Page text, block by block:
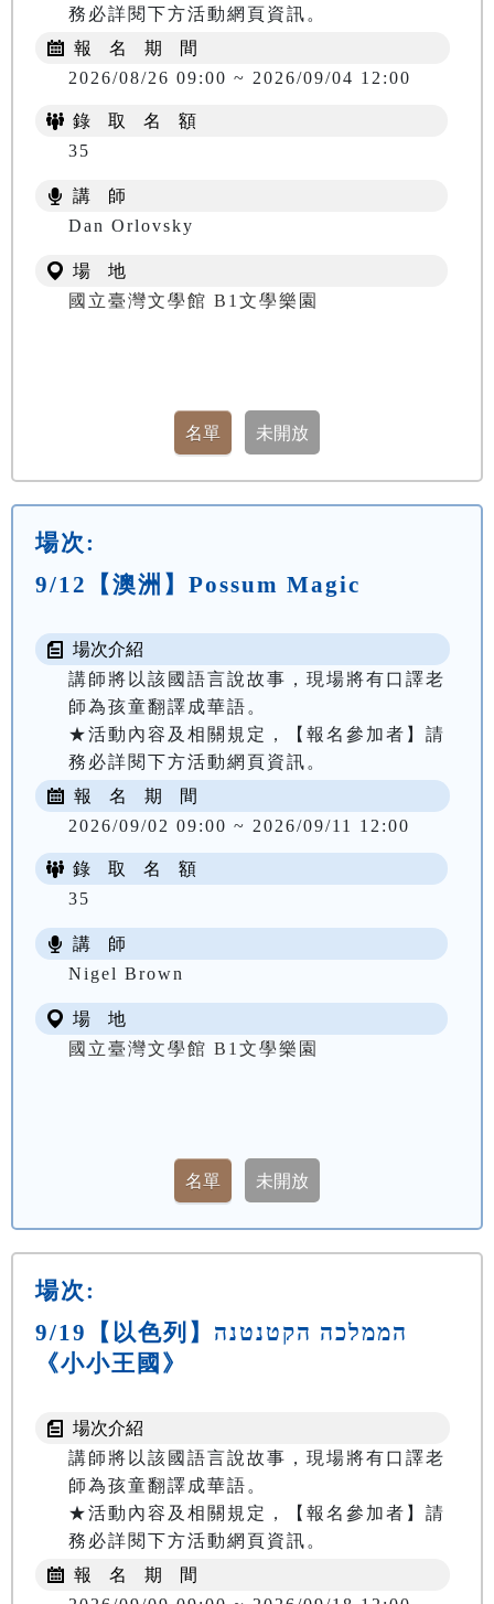
務必詳閱下方活動網頁資訊。
報 名 期 間
2026/08/26 09:00 ~ 2026/09/04 12:00
錄 取 名 額
35
講 師
​​​​​​​Dan Orlovsky
場 地
國立臺灣文學館 B1文學樂園
場次:
9/12【澳洲】Possum Magic
場次介紹
講師將以該國語言說故事，現場將有口譯老
師為孩童翻譯成華語。
★活動內容及相關規定，【報名參加者】請
務必詳閱下方活動網頁資訊。
報 名 期 間
2026/09/02 09:00 ~ 2026/09/11 12:00
錄 取 名 額
35
講 師
Nigel Brown
場 地
國立臺灣文學館 B1文學樂園
場次:
9/19【以色列】הממלכה הקטנטנה
《小小王國》
場次介紹
講師將以該國語言說故事，現場將有口譯老
師為孩童翻譯成華語。
★活動內容及相關規定，【報名參加者】請
務必詳閱下方活動網頁資訊。
報 名 期 間